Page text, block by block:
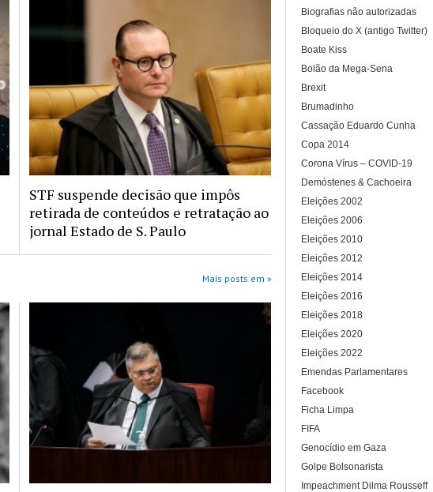
STF suspende decisão que impôs
retirada de conteúdos e retratação ao
jornal Estado de S. Paulo
Mais posts em »
Biografias não autorizadas
Bloqueio do X (antigo Twitter)
Boate Kiss
Bolão da Mega-Sena
Brexit
Brumadinho
Cassação Eduardo Cunha
Copa 2014
Corona Vírus – COVID-19
Demóstenes & Cachoeira
Eleições 2002
Eleições 2006
Eleições 2010
Eleições 2012
Eleições 2014
Eleições 2016
Eleições 2018
Eleições 2020
Eleições 2022
Emendas Parlamentares
Facebook
Ficha Limpa
FIFA
Genocídio em Gaza
Golpe Bolsonarista
Impeachment Dilma Rousseff